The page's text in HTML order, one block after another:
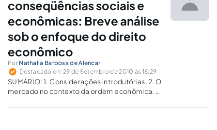
conseqüências sociais e
econômicas: Breve análise
sob o enfoque do direito
econômico
Por Nathalia Barbosa de Alencar
Destacado em 29 de Setembro de 2010 às 16:29
SUMÁRIO: 1. Considerações introdutórias. 2. O
mercado no contexto da ordem econômica. 3.
Correlação entre as decisões judiciais e o